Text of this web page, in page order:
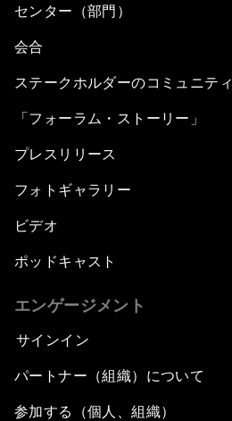
センター（部門）
会合
ステークホルダーのコミュニティ
「フォーラム・ストーリー」
プレスリリース
フォトギャラリー
ビデオ
ポッドキャスト
エンゲージメント
サインイン
パートナー（組織）について
参加する（個人、組織）